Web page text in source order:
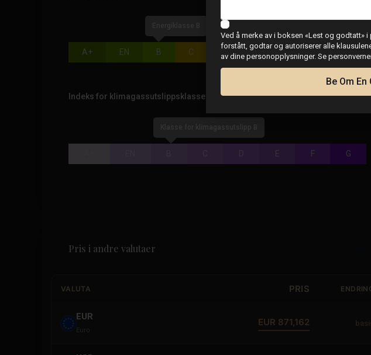
A+ EN B C E F G
Indeks for klimagassutslippsklasse:
D E F G
Pris i andre valutaer
VALUTA PRIS
EUR
Euro
EUR 871,162
Ved å merke av i boksen «Lest og godtatt»
forstått, godtar og autoriserer alle
av dine personopplysninger. Se
Be Om